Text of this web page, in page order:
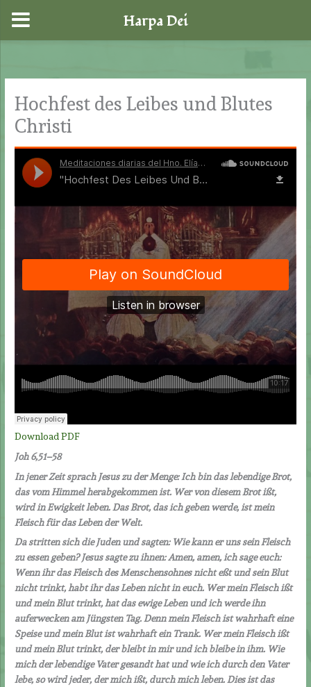
springen
Hochfest des Leibes und Blutes
Christi
Download PDF
Joh 6,51–58
In jener Zeit sprach Jesus zu der Menge: Ich bin das lebendige Brot,
das vom Himmel herabgekommen ist. Wer von diesem Brot ißt,
wird in Ewigkeit leben. Das Brot, das ich geben werde, ist mein
Fleisch für das Leben der Welt.
Da stritten sich die Juden und sagten: Wie kann er uns sein Fleisch
zu essen geben? Jesus sagte zu ihnen: Amen, amen, ich sage euch:
Wenn ihr das Fleisch des Menschensohnes nicht eßt und sein Blut
nicht trinkt, habt ihr das Leben nicht in euch. Wer mein Fleisch ißt
und mein Blut trinkt, hat das ewige Leben und ich werde ihn
auferwecken am Jüngsten Tag. Denn mein Fleisch ist wahrhaft eine
Speise und mein Blut ist wahrhaft ein Trank. Wer mein Fleisch ißt
und mein Blut trinkt, der bleibt in mir und ich bleibe in ihm. Wie
mich der lebendige Vater gesandt hat und wie ich durch den Vater
lebe, so wird jeder, der mich ißt, durch mich leben. Dies ist das
Harpa Dei